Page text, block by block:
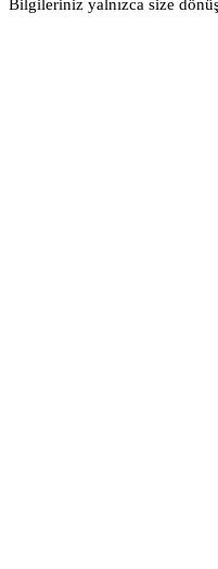
Bilgileriniz yalnızca size